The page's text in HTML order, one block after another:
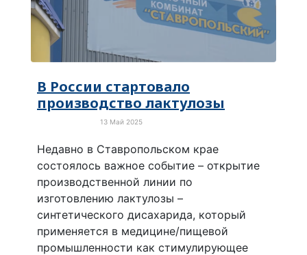
В России стартовало
производство лактулозы
13 Май 2025
Недавно в Ставропольском крае
состоялось важное событие – открытие
производственной линии по
изготовлению лактулозы –
синтетического дисахарида, который
применяется в медицине/пищевой
промышленности как стимулирующее